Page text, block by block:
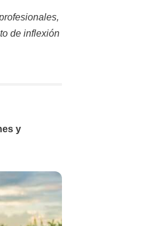
de inflexión
y